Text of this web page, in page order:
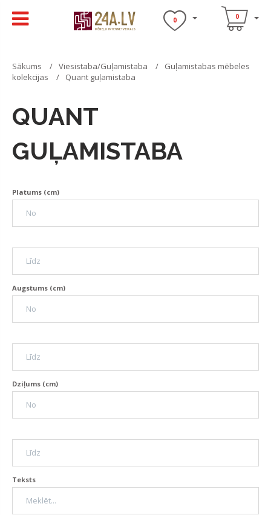
0 0
Sākums Viesistaba/Guļamistaba
Guļamistabas mēbeles
kolekcijas
Quant guļamistaba
QUANT
GUĻAMISTABA
Platums (cm)
Augstums (cm)
Dziļums (cm)
Teksts